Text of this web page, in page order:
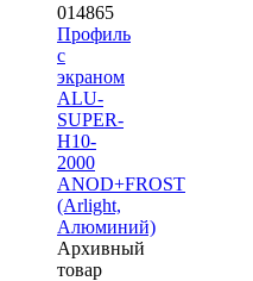
014865
Профиль
с
экраном
ALU-
SUPER-
H10-
2000
ANOD+FROST
(Arlight,
Алюминий)
Архивный
товар